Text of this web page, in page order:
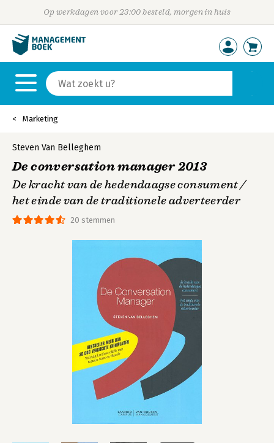
Op werkdagen voor 23:00 besteld, morgen in huis
Marketing
20 stemmen
Steven Van Belleghem
De conversation manager 2013
De kracht van de hedendaagse consument /
het einde van de traditionele adverteerder